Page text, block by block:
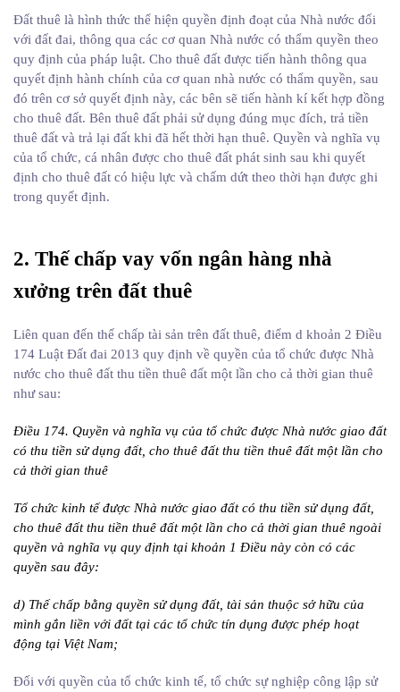
Đất thuê là hình thức thể hiện quyền định đoạt của Nhà nước đối
với đất đai, thông qua các cơ quan Nhà nước có thẩm quyền theo
quy định của pháp luật. Cho thuê đất được tiến hành thông qua
quyết định hành chính của cơ quan nhà nước có thẩm quyền, sau
đó trên cơ sở quyết định này, các bên sẽ tiến hành kí kết hợp đồng
cho thuê đất. Bên thuê đất phải sử dụng đúng mục đích, trả tiền
thuê đất và trả lại đất khi đã hết thời hạn thuê. Quyền và nghĩa vụ
của tổ chức, cá nhân được cho thuê đất phát sinh sau khi quyết
định cho thuê đất có hiệu lực và chấm dứt theo thời hạn được ghi
trong quyết định.
2. Thế chấp vay vốn ngân hàng nhà
xưởng trên đất thuê
Liên quan đến thế chấp tài sản trên đất thuê, điểm d khoản 2 Điều
174 Luật Đất đai 2013 quy định về quyền của tổ chức được Nhà
nước cho thuê đất thu tiền thuê đất một lần cho cả thời gian thuê
như sau:
Điều 174. Quyền và nghĩa vụ của tổ chức được Nhà nước giao đất
có thu tiền sử dụng đất, cho thuê đất thu tiền thuê đất một lần cho
cả thời gian thuê
Tổ chức kinh tế được Nhà nước giao đất có thu tiền sử dụng đất,
cho thuê đất thu tiền thuê đất một lần cho cả thời gian thuê ngoài
quyền và nghĩa vụ quy định tại khoản 1 Điều này còn có các
quyền sau đây:
d) Thế chấp bằng quyền sử dụng đất, tài sản thuộc sở hữu của
mình gắn liền với đất tại các tổ chức tín dụng được phép hoạt
động tại Việt Nam;
Đối với quyền của tổ chức kinh tế, tổ chức sự nghiệp công lập sử